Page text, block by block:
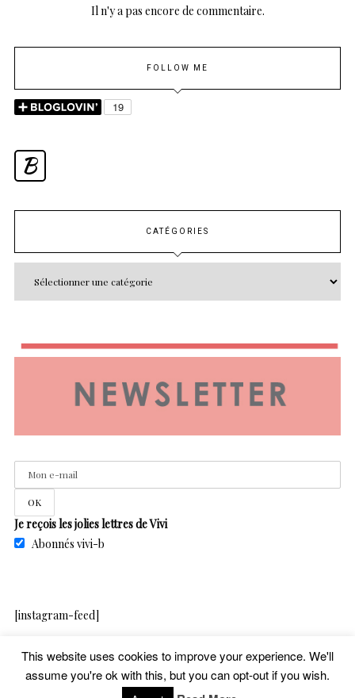
Il n'y a pas encore de commentaire.
FOLLOW ME
B
CATÉGORIES
Je reçois les jolies lettres de Vivi
Abonnés vivi-b
[instagram-feed]
copyright – vivib – 2020
This website uses cookies to improve your experience. We'll
assume you're ok with this, but you can opt-out if you wish.